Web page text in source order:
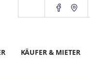
KÄUFER & MIETER